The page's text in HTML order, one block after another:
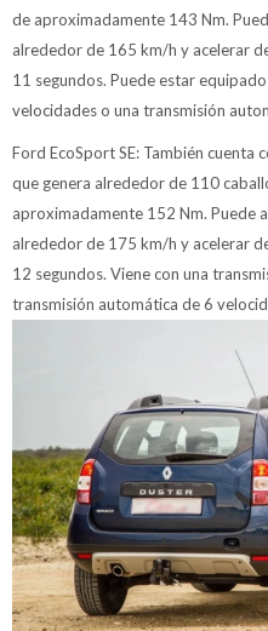
de aproximadamente 143 Nm.
alrededor de 165 km/h y acelerar
11 segundos. Puede estar
velocidades o una transmisión
Ford EcoSport SE: También
que genera alrededor de 110
aproximadamente 152 Nm. Puede
alrededor de 175 km/h y acelerar
12 segundos. Viene con una
transmisión automática de 6